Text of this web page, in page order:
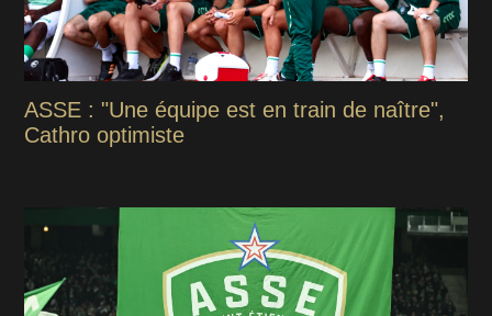
ASSE : "Une équipe est en train de naître",
Cathro optimiste